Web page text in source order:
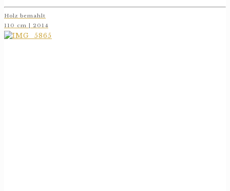
Holz bemahlt
110 cm | 2014